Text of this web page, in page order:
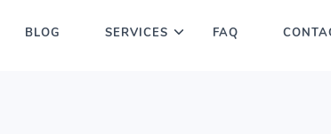
BLOG SERVICES FAQ